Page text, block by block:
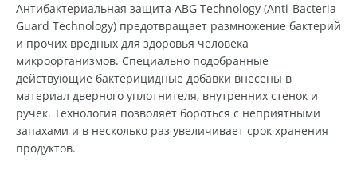
Антибактериальная защита ABG Technology (Anti-Bacteria
Guard Technology) предотвращает размножение бактерий
и прочих вредных для здоровья человека
микроорганизмов. Специально подобранные
действующие бактерицидные добавки внесены в
материал дверного уплотнителя, внутренних стенок и
ручек. Технология позволяет бороться с неприятными
запахами и в несколько раз увеличивает срок хранения
продуктов.